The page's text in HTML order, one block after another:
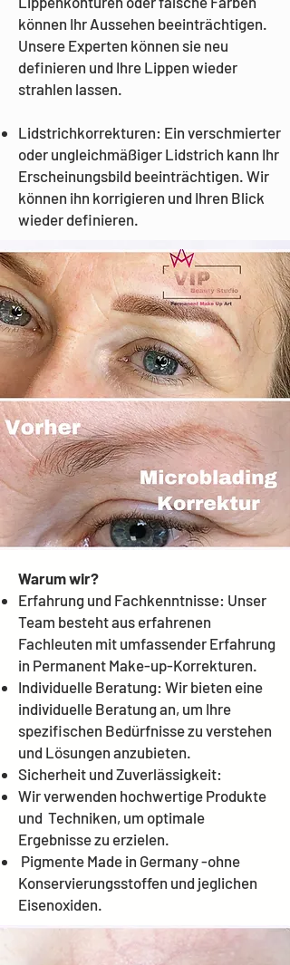
können Ihr Aussehen beeinträchtigen.
Unsere Experten können sie neu
definieren und Ihre Lippen wieder
strahlen lassen.
Lidstrichkorrekturen: Ein verschmierter
oder ungleichmäßiger Lidstrich kann Ihr
Erscheinungsbild beeinträchtigen. Wir
können ihn korrigieren und Ihren Blick
wieder definieren.
Warum wir?
Erfahrung und Fachkenntnisse: Unser
Team besteht aus erfahrenen
Fachleuten mit umfassender Erfahrung
in Permanent Make-up-Korrekturen.
Individuelle Beratung: Wir bieten eine
individuelle Beratung an, um Ihre
spezifischen Bedürfnisse zu verstehen
und Lösungen anzubieten.
Sicherheit und Zuverlässigkeit:
Wir verwenden hochwertige Produkte
und Techniken, um optimale
Ergebnisse zu erzielen.
Pigmente Made in Germany -ohne
Konservierungsstoffen und jeglichen
Eisenoxiden.